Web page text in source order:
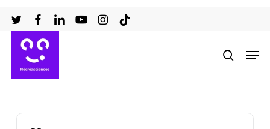
au
contenu
principal
le